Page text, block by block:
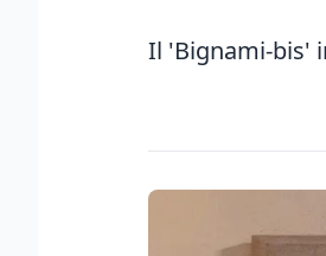
Il 'Bignami-bis'